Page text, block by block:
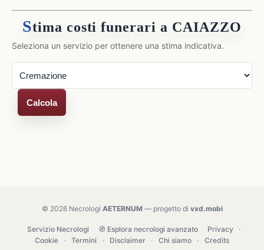
Stima costi funerari a CAIAZZO
Seleziona un servizio per ottenere una stima indicativa.
Calcola
© 2026 Necrologi AETERNUM— progetto di vxd.mobi
Servizio Necrologi 🧭 Esplora necrologi avanzato Privacy
·
Cookie
· Termini · Disclaimer · Chi siamo · Credits